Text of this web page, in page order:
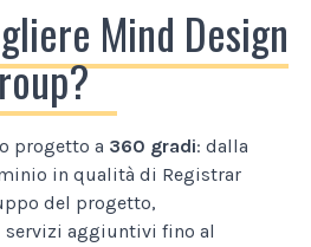
Mind Design
progetto a 360 gradi: dalla
in qualità di Registrar
del progetto,
servizi aggiuntivi fino al